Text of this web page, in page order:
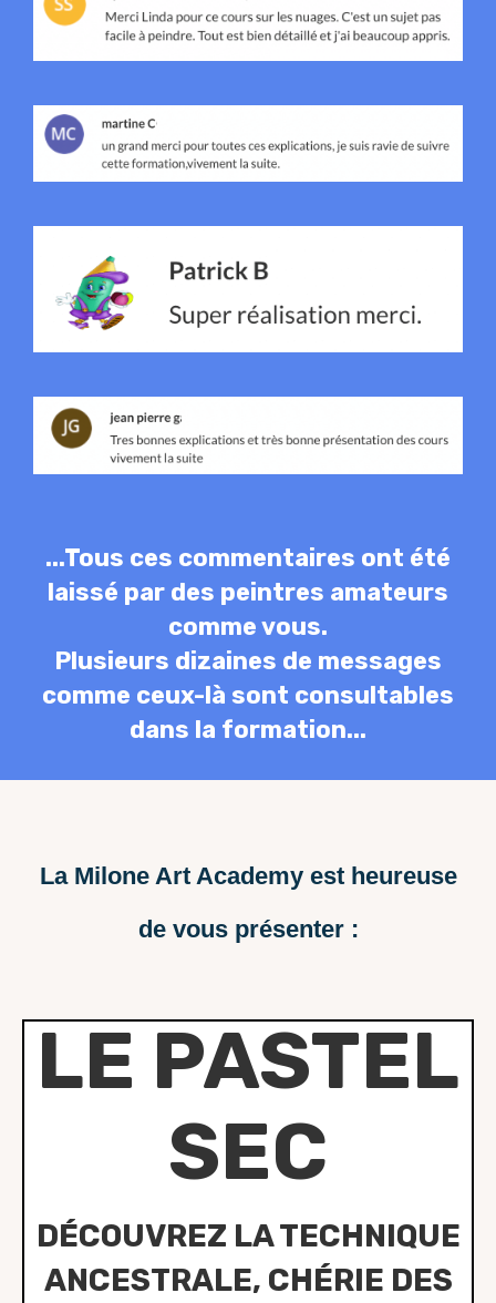
...Tous ces commentaires ont été
laissé par des peintres amateurs
comme vous.
Plusieurs dizaines de messages
comme ceux-là sont consultables
dans la formation...
La Milone Art Academy est heureuse
de vous présenter :
LE PASTEL
SEC
DÉCOUVREZ LA TECHNIQUE
ANCESTRALE, CHÉRIE DES